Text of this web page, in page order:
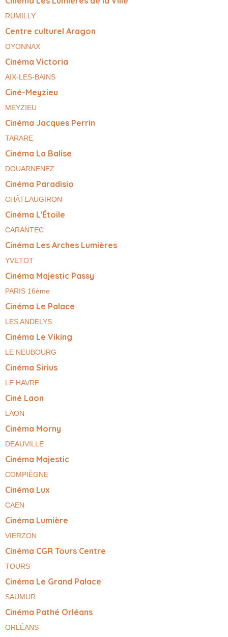
RUMILLY
Centre culturel Aragon
OYONNAX
Cinéma Victoria
AIX-LES-BAINS
Ciné-Meyzieu
MEYZIEU
Cinéma Jacques Perrin
TARARE
Cinéma La Balise
DOUARNENEZ
Cinéma Paradisio
CHÂTEAUGIRON
Cinéma L'Étoile
CARANTEC
Cinéma Les Arches Lumières
YVETOT
Cinéma Majestic Passy
PARIS 16ème
Cinéma Le Palace
LES ANDELYS
Cinéma Le Viking
LE NEUBOURG
Cinéma Sirius
LE HAVRE
Ciné Laon
LAON
Cinéma Morny
DEAUVILLE
Cinéma Majestic
COMPIÈGNE
Cinéma Lux
CAEN
Cinéma Lumière
VIERZON
Cinéma CGR Tours Centre
TOURS
Cinéma Le Grand Palace
SAUMUR
Cinéma Pathé Orléans
ORLÉANS